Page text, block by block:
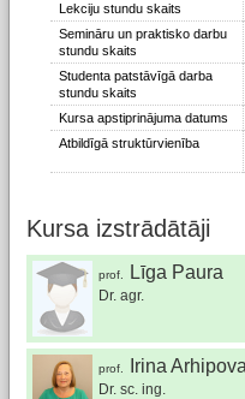
Lekciju stundu skaits
Semināru un praktisko darbu
stundu skaits
Studenta patstāvīgā darba
stundu skaits
Kursa apstiprinājuma datums
Atbildīgā struktūrvienība
Kursa izstrādātāji
prof. Līga Paura
Dr. agr.
prof. Irina Arhipova
Dr. sc. ing.